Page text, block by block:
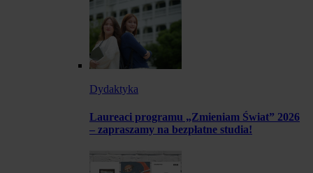
Dydaktyka
Laureaci programu „Zmieniam Świat” 2026
– zapraszamy na bezpłatne studia!